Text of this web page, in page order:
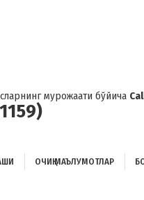
мурожаати бўйича
ОЧИҚ МАЪЛУМОТЛАР